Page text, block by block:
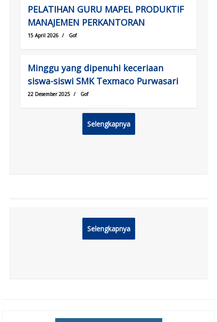
PELATIHAN GURU MAPEL PRODUKTIF
MANAJEMEN PERKANTORAN
15 April 2026 / Gof
Minggu yang dipenuhi keceriaan
siswa-siswi SMK Texmaco Purwasari
22 Desember 2025 / Gof
Selengkapnya
Selengkapnya